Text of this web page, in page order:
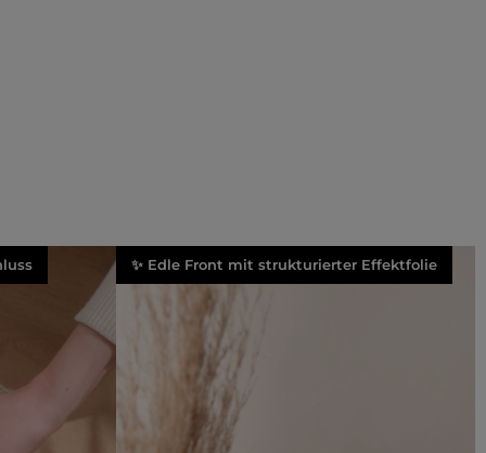
✨ Edle Front mit strukturierter Effektfolie